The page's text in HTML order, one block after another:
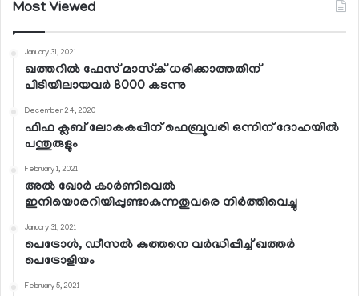
Most Viewed
January 31, 2021
ഖത്തറില്‍ ഫേസ് മാസ്‌ക് ധരിക്കാത്തതിന്
പിടിയിലായവര്‍ 8000 കടന്നു
December 24, 2020
ഫിഫ ക്ലബ് ലോകകപ്പിന് ഫെബ്രുവരി ഒന്നിന് ദോഹയില്‍
പന്തുരുളും
February 1, 2021
അല്‍ ഖോര്‍ കാര്‍ണിവെല്‍
ഇനിയൊരറിയിപ്പുണ്ടാകുന്നതുവരെ നിര്‍ത്തിവെച്ചു
January 31, 2021
പെട്രോള്‍, ഡീസല്‍ കുത്തനെ വര്‍ദ്ധിപ്പിച്ച് ഖത്തര്‍
പെട്രോളിയം
February 5, 2021